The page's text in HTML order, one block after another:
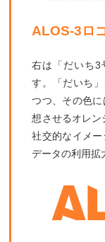
ALOS-3ロ
右は「だいち3
す。「だいち
つつ、その色
想させるオレン
社交的なイメ
データの利用拡